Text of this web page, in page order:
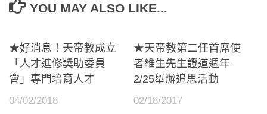
YOU MAY ALSO LIKE...
★好消息！天帝教成立
「人才進修獎助委員
會」專門培育人才
04/02/2018
★天帝教第二任首席使
者維生先生證道週年
2/25舉辦追思活動
02/18/2017